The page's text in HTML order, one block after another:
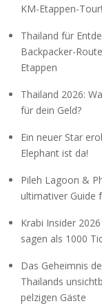
KM-Etappen-Tour!
Thailand für
Backpacker-
Etappen
Thailand 2026:
für dein Geld?
Ein neuer Star
Elephant ist da!
Pileh Lagoon &
ultimativer Guide
Krabi Insider
sagen als 1000
Das Geheimnis
Thailands
pelzigen Gäste